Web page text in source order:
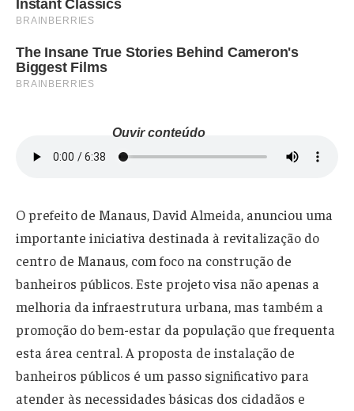
Ouvir conteúdo
O prefeito de Manaus, David Almeida, anunciou uma
importante iniciativa destinada à revitalização do
centro de Manaus, com foco na construção de
banheiros públicos. Este projeto visa não apenas a
melhoria da infraestrutura urbana, mas também a
promoção do bem-estar da população que frequenta
esta área central. A proposta de instalação de
banheiros públicos é um passo significativo para
atender às necessidades básicas dos cidadãos e